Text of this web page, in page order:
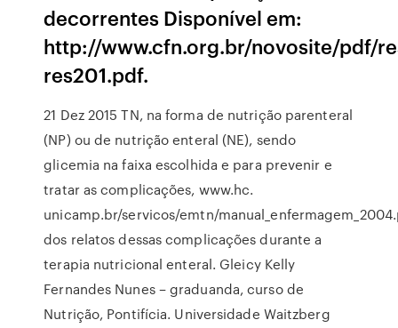
decorrentes Disponível em:
http://www.cfn.org.br/novosite/pdf/
res201.pdf.
21 Dez 2015 TN, na forma de nutrição parenteral
(NP) ou de nutrição enteral (NE), sendo
glicemia na faixa escolhida e para prevenir e
tratar as complicações, www.hc.
unicamp.br/servicos/emtn/
dos relatos dessas complicações durante a
terapia nutricional enteral. Gleicy Kelly
Fernandes Nunes – graduanda, curso de
Nutrição, Pontifícia. Universidade Waitzberg